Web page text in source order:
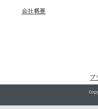
会社概要
プ